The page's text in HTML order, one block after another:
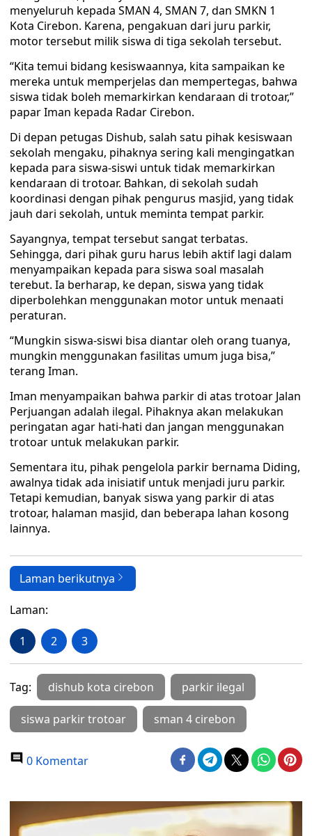
menyeluruh kepada SMAN 4, SMAN 7, dan SMKN 1
Kota Cirebon. Karena, pengakuan dari juru parkir,
motor tersebut milik siswa di tiga sekolah tersebut.
“Kita temui bidang kesiswaannya, kita sampaikan ke
mereka untuk memperjelas dan mempertegas, bahwa
siswa tidak boleh memarkirkan kendaraan di trotoar,”
papar Iman kepada Radar Cirebon.
Di depan petugas Dishub, salah satu pihak kesiswaan
sekolah mengaku, pihaknya sering kali mengingatkan
kepada para siswa-siswi untuk tidak memarkirkan
kendaraan di trotoar. Bahkan, di sekolah sudah
koordinasi dengan pihak pengurus masjid, yang tidak
jauh dari sekolah, untuk meminta tempat parkir.
Sayangnya, tempat tersebut sangat terbatas.
Sehingga, dari pihak guru harus lebih aktif lagi dalam
menyampaikan kepada para siswa soal masalah
terebut. Ia berharap, ke depan, siswa yang tidak
diperbolehkan menggunakan motor untuk menaati
peraturan.
“Mungkin siswa-siswi bisa diantar oleh orang tuanya,
mungkin menggunakan fasilitas umum juga bisa,”
terang Iman.
Iman menyampaikan bahwa parkir di atas trotoar Jalan
Perjuangan adalah ilegal. Pihaknya akan melakukan
peringatan agar hati-hati dan jangan menggunakan
trotoar untuk melakukan parkir.
Sementara itu, pihak pengelola parkir bernama Diding,
awalnya tidak ada inisiatif untuk menjadi juru parkir.
Tetapi kemudian, banyak siswa yang parkir di atas
trotoar, halaman masjid, dan beberapa lahan kosong
lainnya.
Laman berikutnya
Laman:
1 2 3
Tag: dishub kota cirebon parkir ilegal
siswa parkir trotoar sman 4 cirebon
0 Komentar